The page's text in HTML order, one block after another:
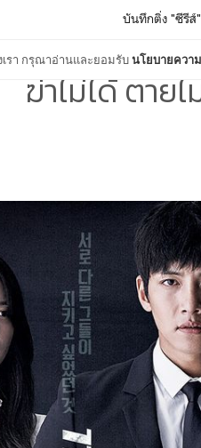
เรา กรุณาอ่านและยอมรับนโยบายควา
บันทึกติ่ง "ซีรีส์"
ฆ่าไม่ได้ ตาย